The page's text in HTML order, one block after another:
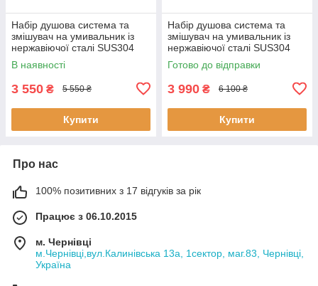
Набір душова система та
змішувач на умивальник із
нержавіючої сталі SUS304
Venta NKS 007-2 матовий
квадратний
В наявності
3 550 ₴ 5 550 ₴
Купити
Набір душова система та
змішувач на умивальник із
нержавіючої сталі SUS304
Venta NKS 007 матовий
квадратний
Готово до відправки
3 990 ₴ 6 100 ₴
Купити
Про нас
100% позитивних з 17 відгуків за рік
Працює з 06.10.2015
м. Чернівці
м.Чернівці,вул.Калинівська 13а, 1сектор, маг.83, Чернівці,
Україна